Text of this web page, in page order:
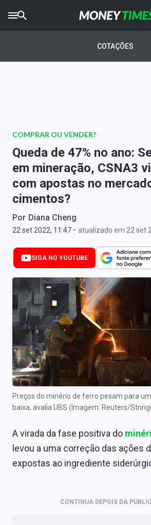
AGROTIMES
Newsletters
Money Trader
Anuncie
Últimas Notícias
Cotações
Comprar ou vender?
Carteiras Recomendadas
Central de Dividendos
Central de Fundos Imobiliários
Central dos IPOs
Renda Fixa
Economia
COTAÇÕES
COMPRAR OU VENDER?
Queda de 47% no ano:
em mineração, CSNA3
com apostas no
cimentos?
Por Diana Cheng
22 set 2022, 11:47 - atualizado em 22 set
SIGA NO YOUTUBE
Preços do minério de ferro pesam para
baixa, avalia UBS (Imagem: Reuters/
A virada da fase positiva do
levou a uma correção das ações
expostas ao ingrediente
CONTINUA DEPOIS DA